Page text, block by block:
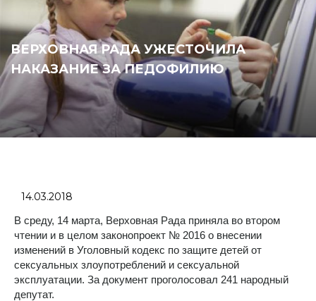
ВЕРХОВНАЯ РАДА УЖЕСТОЧИЛА
НАКАЗАНИЕ ЗА ПЕДОФИЛИЮ
14.03.2018
В среду, 14 марта, Верховная Рада приняла во втором
чтении и в целом законопроект № 2016 о внесении
изменений в Уголовный кодекс по защите детей от
сексуальных злоупотреблений и сексуальной
эксплуатации. За документ проголосовал 241 народный
депутат.